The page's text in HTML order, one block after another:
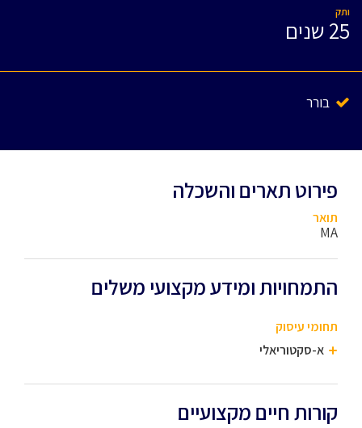
ותק
25 שנים
בורר
פירוט תארים והשכלה
תואר
MA
התמחויות ומידע מקצועי משלים
תחומי עיסוק
א-סקטוריאלי
קורות חיים מקצועיים